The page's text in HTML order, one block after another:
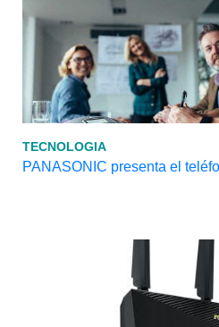
TECNOLOGIA
PANASONIC presenta el